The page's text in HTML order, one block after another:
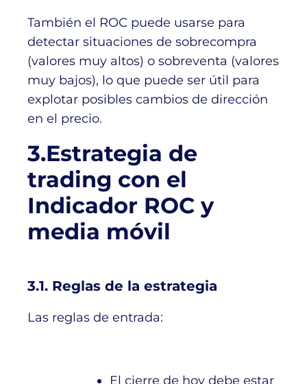
También el ROC puede usarse para
detectar situaciones de sobrecompra
(valores muy altos) o sobreventa (valores
muy bajos), lo que puede ser útil para
explotar posibles cambios de dirección
en el precio.
3.Estrategia de
trading con el
Indicador ROC y
media móvil
3.1. Reglas de la estrategia
Las reglas de entrada:
El cierre de hoy debe estar